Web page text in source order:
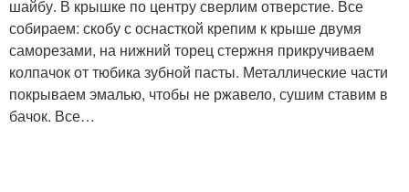
шайбу. В крышке по центру сверлим отверстие. Все
собираем: скобу с оснасткой крепим к крыше двумя
саморезами, на нижний торец стержня прикручиваем
колпачок от тюбика зубной пасты. Металлические части
покрываем эмалью, чтобы не ржавело, сушим ставим в
бачок. Все…